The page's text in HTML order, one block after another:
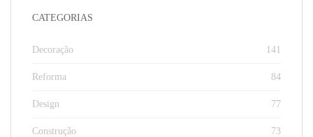
CATEGORIAS
Decoração 141
Reforma 84
Design 77
Construção 73